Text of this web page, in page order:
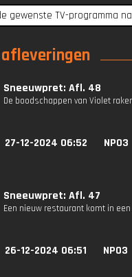
Sneeuwpret: Afl. 48
De boodschappen van Violet
27-12-2024 06:52 NPO3
Sneeuwpret: Afl. 47
Een nieuw restaurant komt in
26-12-2024 06:51 NPO3